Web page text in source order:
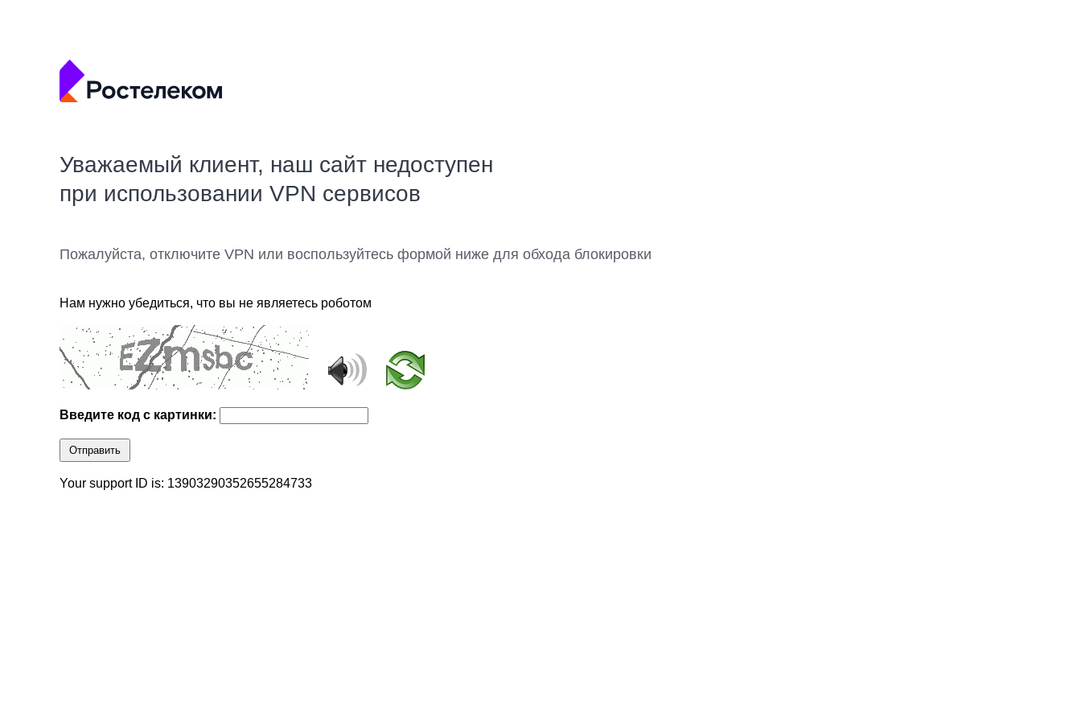
Уважаемый клиент, наш сайт недоступен
при использовании VPN сервисов
Пожалуйста, отключите VPN или воспользуйтесь формой ниже для обхода блокировки
Нам нужно убедиться, что вы не являетесь роботом
Введите код с картинки:
Отправить
Your support ID is: 13903290352655284733